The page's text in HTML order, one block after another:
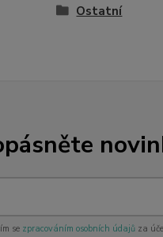
Ostatní
se zpracováním osobních údajůza